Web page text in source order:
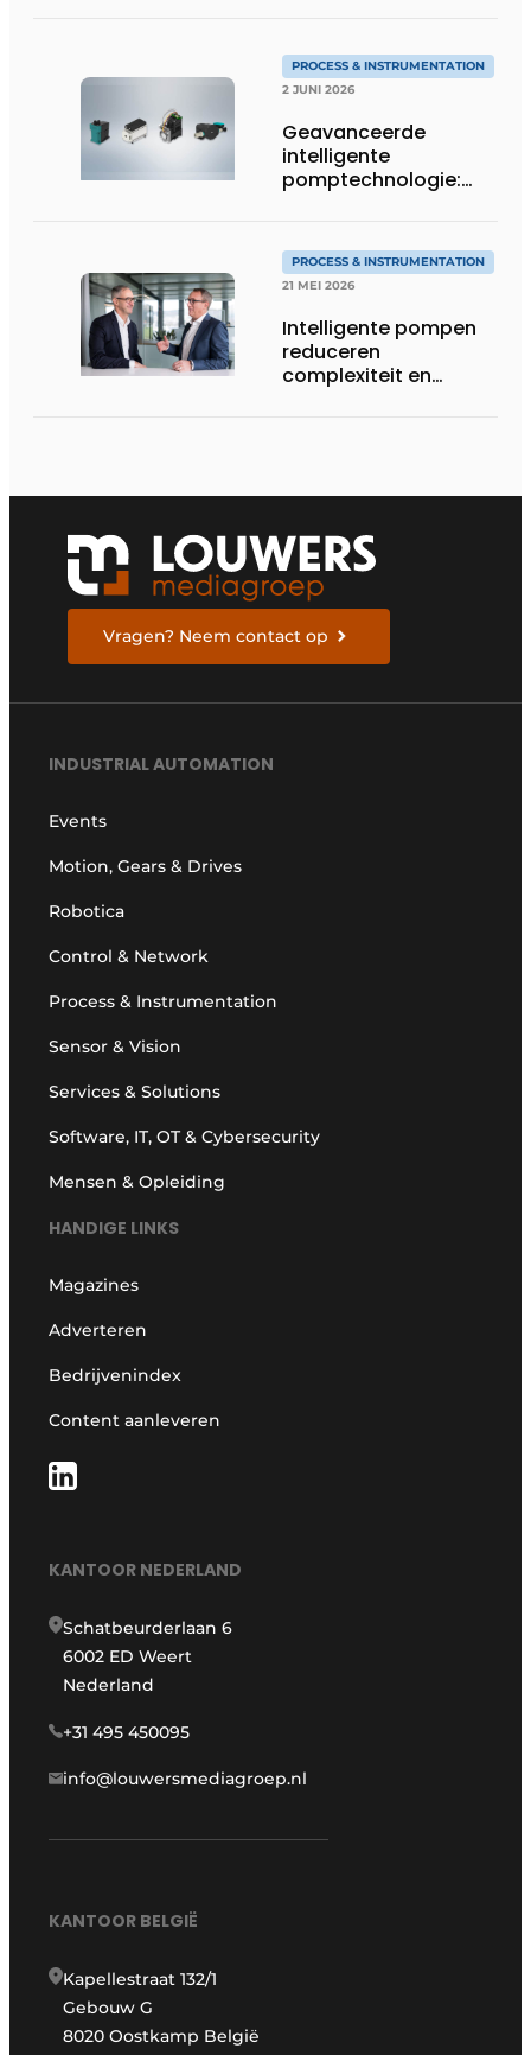
PROCESS & INSTRUMENTATION
2 JUNI 2026
Geavanceerde
intelligente
pomptechnologie:
PROCESS & INSTRUMENTATION
21 MEI 2026
Intelligente pompen
reduceren
complexiteit en
Vragen? Neem contact op
INDUSTRIAL AUTOMATION
Events
Motion, Gears & Drives
Robotica
Control & Network
Process & Instrumentation
Sensor & Vision
Services & Solutions
Software, IT, OT & Cybersecurity
Mensen & Opleiding
HANDIGE LINKS
Magazines
Adverteren
Bedrijvenindex
Content aanleveren
KANTOOR NEDERLAND
Schatbeurderlaan 6
6002 ED Weert
Nederland
+31 495 450095
info@louwersmediagroep.nl
KANTOOR BELGIË
Kapellestraat 132/1
Gebouw G
8020 Oostkamp België